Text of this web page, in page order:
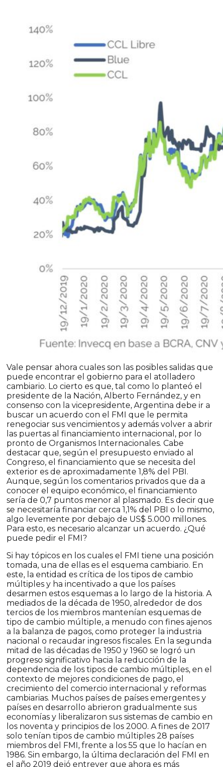
Vale pensar ahora cuales son las posibles salidas que
puede encontrar el gobierno para el atolladero
cambiario. Lo cierto es que, tal como lo planteó el
presidente de la Nación, Alberto Fernández, y en
consenso con la vicepresidente, Argentina debe ir a
buscar un acuerdo con el FMI que le permita
renegociar sus vencimientos y además volver a abrir
las puertas al financiamiento internacional, por lo
pronto de Organismos Internacionales. Cabe
destacar que, según el presupuesto enviado al
Congreso, el financiamiento que se necesita del
exterior es de aproximadamente 1,8% del PBI.
Aunque, según los comentarios privados que da a
conocer el equipo económico, el financiamiento
sería de 0,7 puntos menor al plasmado. Es decir que
se necesitaría financiar cerca 1,1% del PBI o lo mismo,
algo levemente por debajo de US$ 5.000 millones.
Para esto, es necesario alcanzar un acuerdo. ¿Qué
puede pedir el FMI?
Si hay tópicos en los cuales el FMI tiene una posición
tomada, una de ellas es el esquema cambiario. En
este, la entidad es crítica de los tipos de cambio
múltiples y ha incentivado a que los países
desarmen estos esquemas a lo largo de la historia. A
mediados de la década de 1950, alrededor de dos
tercios de los miembros mantenían esquemas de
tipo de cambio múltiple, a menudo con fines ajenos
a la balanza de pagos, como proteger la industria
nacional o recaudar ingresos fiscales. En la segunda
mitad de las décadas de 1950 y 1960 se logró un
progreso significativo hacia la reducción de la
dependencia de los tipos de cambio múltiples, en el
contexto de mejores condiciones de pago, el
crecimiento del comercio internacional y reformas
cambiarias. Muchos países de países emergentes y
países en desarrollo abrieron gradualmente sus
economías y liberalizaron sus sistemas de cambio en
los noventa y principios de los 2000. A fines de 2017
solo tenían tipos de cambio múltiples 28 países
miembros del FMI, frente a los 55 que lo hacían en
1986. Sin embargo, la última declaración del FMI en
el año 2019 dejó entrever que ahora es más